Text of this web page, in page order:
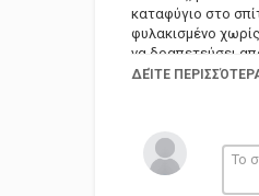
καταφύγιο στο
φυλακισμένο
να δραπετεύσει
φίλοι του
Ηθοποιοί:
Χριστοφορίδης ,
Προύσαλης
ΔΕΊΤΕ